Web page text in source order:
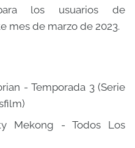
los usuarios de
mes de marzo de 2023.
- Temporada 3 (Serie
Mekong - Todos Los